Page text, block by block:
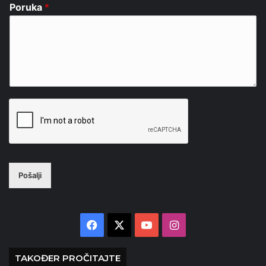
Poruka *
Pošalji
Facebook YouTubeInstagram
TAKOĐER PROČITAJTE